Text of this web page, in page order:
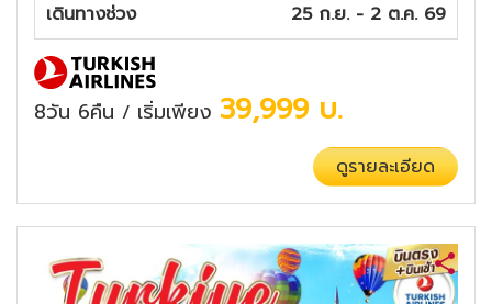
เดินทางช่วง
25 ก.ย. - 2 ต.ค. 69
8วัน 6คืน / เริ่มเพียง 39,999 บ.
ดูรายละเอียด